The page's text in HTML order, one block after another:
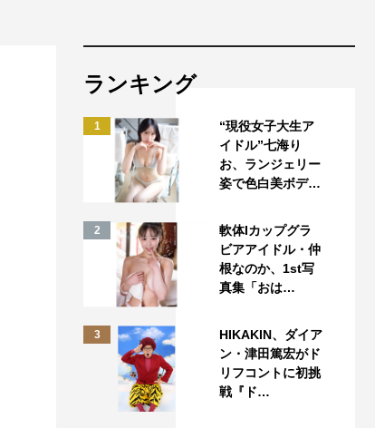
ランキング
1
“現役女子大生ア
イドル”七海り
お、ランジェリー
姿で色白美ボデ…
2
軟体Iカップグラ
ビアアイドル・仲
根なのか、1st写
真集「おは…
3
HIKAKIN、ダイア
ン・津田篤宏がド
リフコントに初挑
戦『ド…